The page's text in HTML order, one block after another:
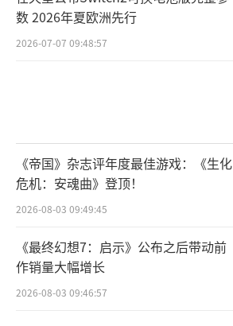
数 2026年夏欧洲先行
2026-07-07 09:48:57
《帝国》杂志评年度最佳游戏：《生化
危机：安魂曲》登顶！
2026-08-03 09:49:45
《最终幻想7：启示》公布之后带动前
作销量大幅增长
2026-08-03 09:46:57